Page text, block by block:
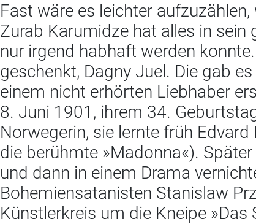
Fast wäre es leichter
Zurab Karumidze hat alles in
nur irgend habhaft werden
geschenkt, Dagny Juel. Die gab
einem nicht erhörten Liebhaber
8. Juni 1901, ihrem 34.
Norwegerin, sie lernte früh
die berühmte »Madonna«).
und dann in einem Drama
Bohemiensatanisten Stanislaw
Künstlerkreis um die Kneipe »Das